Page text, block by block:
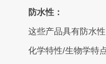
防水性：
这些产品具有防水性
化学特性/生物学特点